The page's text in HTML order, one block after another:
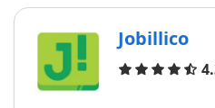
Jobillico
Opiniones